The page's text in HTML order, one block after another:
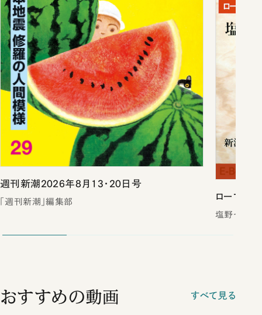
週刊新潮2026年8月13・20日号
「週刊新潮」編集部
ローマは
塩野七生／
おすすめの動画 すべて見る